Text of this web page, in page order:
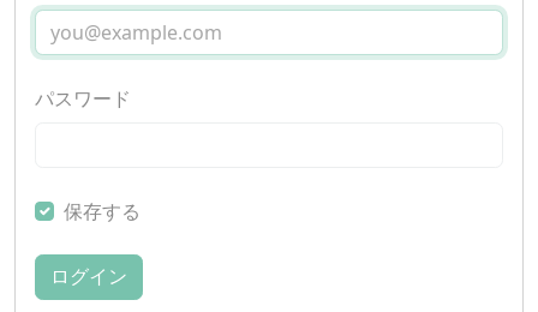
パスワード
保存する